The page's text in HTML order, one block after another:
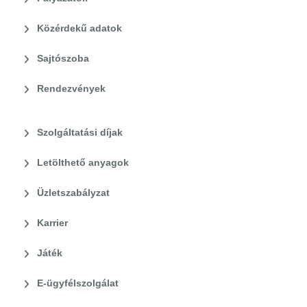
Közérdekű adatok
Sajtószoba
Rendezvények
Szolgáltatási díjak
Letölthető anyagok
Üzletszabályzat
Karrier
Játék
E-ügyfélszolgálat